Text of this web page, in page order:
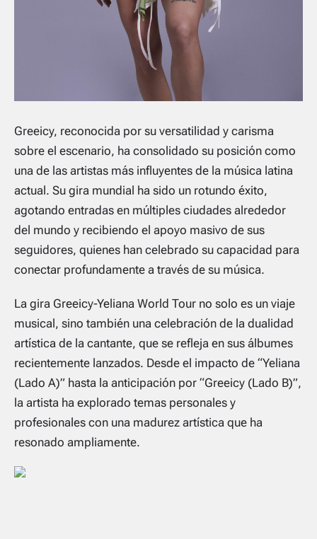
Greeicy, reconocida por su versatilidad y carisma
sobre el escenario, ha consolidado su posición como
una de las artistas más influyentes de la música latina
actual. Su gira mundial ha sido un rotundo éxito,
agotando entradas en múltiples ciudades alrededor
del mundo y recibiendo el apoyo masivo de sus
seguidores, quienes han celebrado su capacidad para
conectar profundamente a través de su música.
La gira Greeicy-Yeliana World Tour no solo es un viaje
musical, sino también una celebración de la dualidad
artística de la cantante, que se refleja en sus álbumes
recientemente lanzados. Desde el impacto de “Yeliana
(Lado A)” hasta la anticipación por “Greeicy (Lado B)”,
la artista ha explorado temas personales y
profesionales con una madurez artística que ha
resonado ampliamente.